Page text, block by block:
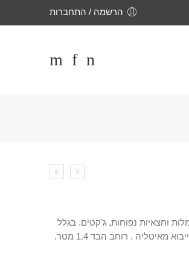
הרשמה / התחברות
וחצאיות נפוחות, ג’קטים. בגלל
היותו בד עדין מומלץ לכבס בכביסה באמצעות ניקוי יבש. ייבוא מאיטליה . רוחב הבד 1.4 מטר.